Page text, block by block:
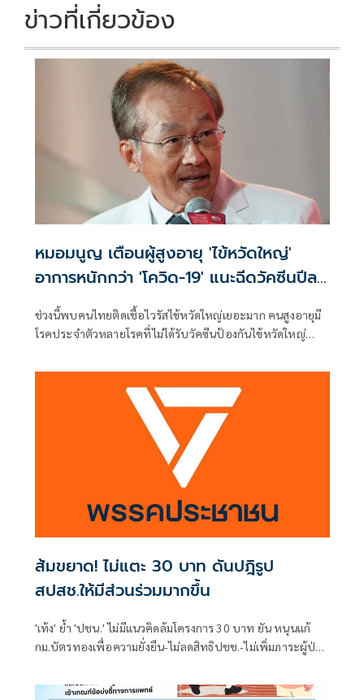
ข่าวที่เกี่ยวข้อง
หมอมนูญ เตือนผู้สูงอายุ 'ไข้หวัดใหญ่'
อาการหนักกว่า 'โควิด-19' แนะฉีดวัคซีนปีละ
เข็ม ลดรุนแรง
ช่วงนี้พบคนไทยติดเชื้อไวรัสไข้หวัดใหญ่เยอะมาก คนสูงอายุมี
โรคประจำตัวหลายโรคที่ไม่ได้รับวัคซีนป้องกันไข้หวัดใหญ่
ส้มขยาด! ไม่แตะ 30 บาท ดันปฎิรูป
สปสช.ให้มีส่วนร่วมมากขึ้น
'เท้ง' ย้ำ 'ปชน.' ไม่มีแนวคิดล้มโครงการ 30 บาท ยัน หนุนแก้
กม.บัตรทองเพื่อความยั่งยืน-ไม่ลดสิทธิปชช.-ไม่เพิ่มภาระผู้ป่วย
มากขึ้น